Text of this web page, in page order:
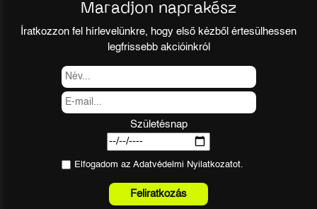
Maradjon naprakész
Íratkozzon fel hírlevelünkre, hogy első kézből értesülhessen
legfrissebb akcióinkról
Születésnap
Elfogadom az Adatvédelmi Nyilatkozatot.
Feliratkozás